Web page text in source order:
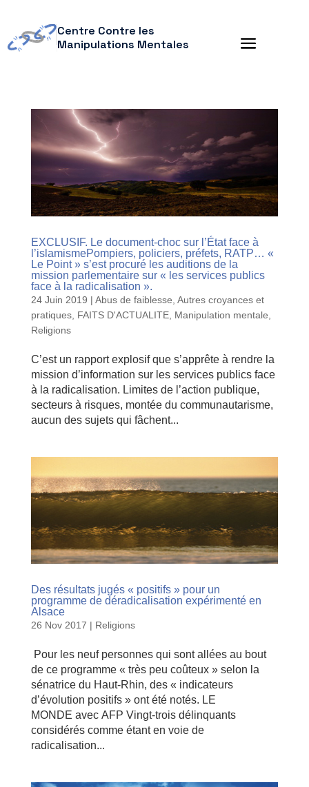
Centre Contre les
Manipulations Mentales
EXCLUSIF. Le document-choc sur l’État face à
l’islamismePompiers, policiers, préfets, RATP… «
Le Point » s’est procuré les auditions de la
mission parlementaire sur « les services publics
face à la radicalisation ».
24 Juin 2019 | Abus de faiblesse Autres croyances et
pratiques, FAITS D'ACTUALITE, Manipulation mentale
Religions
C’est un rapport explosif que s’apprête à rendre la
mission d’information sur les services publics face
à la radicalisation. Limites de l’action publique,
secteurs à risques, montée du communautarisme,
aucun des sujets qui fâchent...
Des résultats jugés « positifs » pour un
programme de déradicalisation expérimenté en
Alsace
26 Nov 2017 | Religions
Pour les neuf personnes qui sont allées au bout
de ce programme « très peu coûteux » selon la
sénatrice du Haut-Rhin, des « indicateurs
d’évolution positifs » ont été notés. LE
MONDE avec AFP Vingt-trois délinquants
considérés comme étant en voie de
radicalisation...